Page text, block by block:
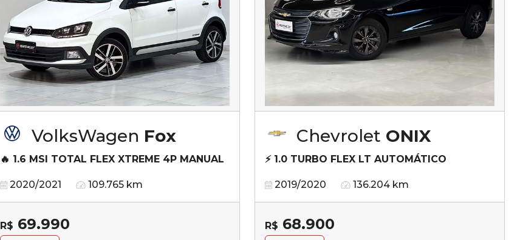
VolksWagen Fox
🔥 1.6 MSI TOTAL FLEX XTREME 4P MANUAL
2020/2021 109.765 km
R$ 69.990
Chevrolet ONIX
⚡ 1.0 TURBO FLEX LT AUTOMÁTICO
2019/2020 136.204 km
R$ 68.900